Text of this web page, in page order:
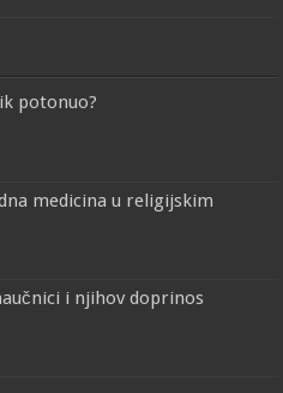
potonuo?
medicina u religijskim
i njihov doprinos